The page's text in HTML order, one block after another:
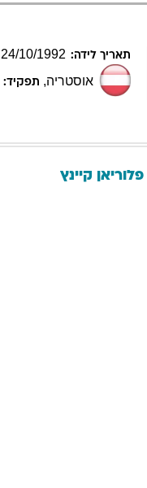
תאריך לידה: 24/10/1992
אוסטריה, תפקיד:
פלוריאן קיינץ